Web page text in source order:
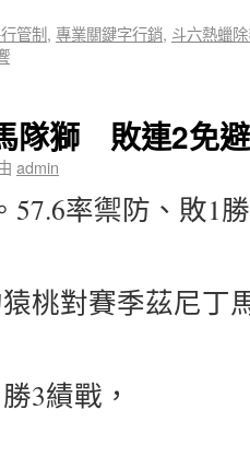
管制, 專業關鍵字行銷, 斗六熱蠟
隊獅 敗連2免
admin
57.6率禦防、敗1
桃對賽季茲尼丁
3績戰，